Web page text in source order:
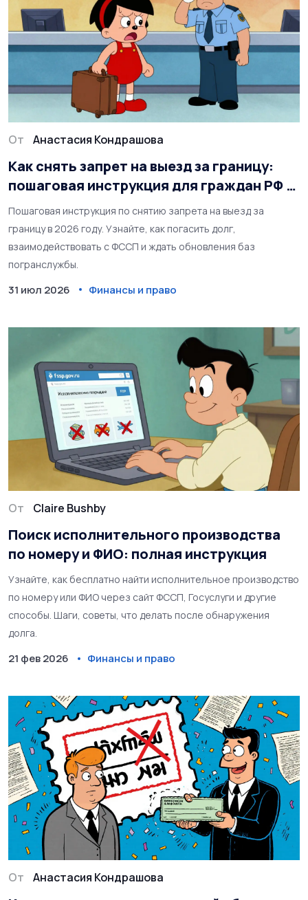
От Анастасия Кондрашова
Как снять запрет на выезд за границу:
пошаговая инструкция для граждан РФ в
2026 году
Пошаговая инструкция по снятию запрета на выезд за
границу в 2026 году. Узнайте, как погасить долг,
взаимодействовать с ФССП и ждать обновления баз
погранслужбы.
31 июл 2026 Финансы и право
От Claire Bushby
Поиск исполнительного производства
по номеру и ФИО: полная инструкция
Узнайте, как бесплатно найти исполнительное производство
по номеру или ФИО через сайт ФССП, Госуслуги и другие
способы. Шаги, советы, что делать после обнаружения
долга.
21 фев 2026 Финансы и право
От Анастасия Кондрашова